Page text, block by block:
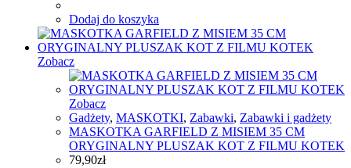
Dodaj do koszyka
Zobacz
Zobacz
Gadżety, MASKOTKI, Zabawki, Zabawki i gadżety
MASKOTKA GARFIELD Z MISIEM 35 CM
ORYGINALNY PLUSZAK KOT Z FILMU KOTEK
79,90zł